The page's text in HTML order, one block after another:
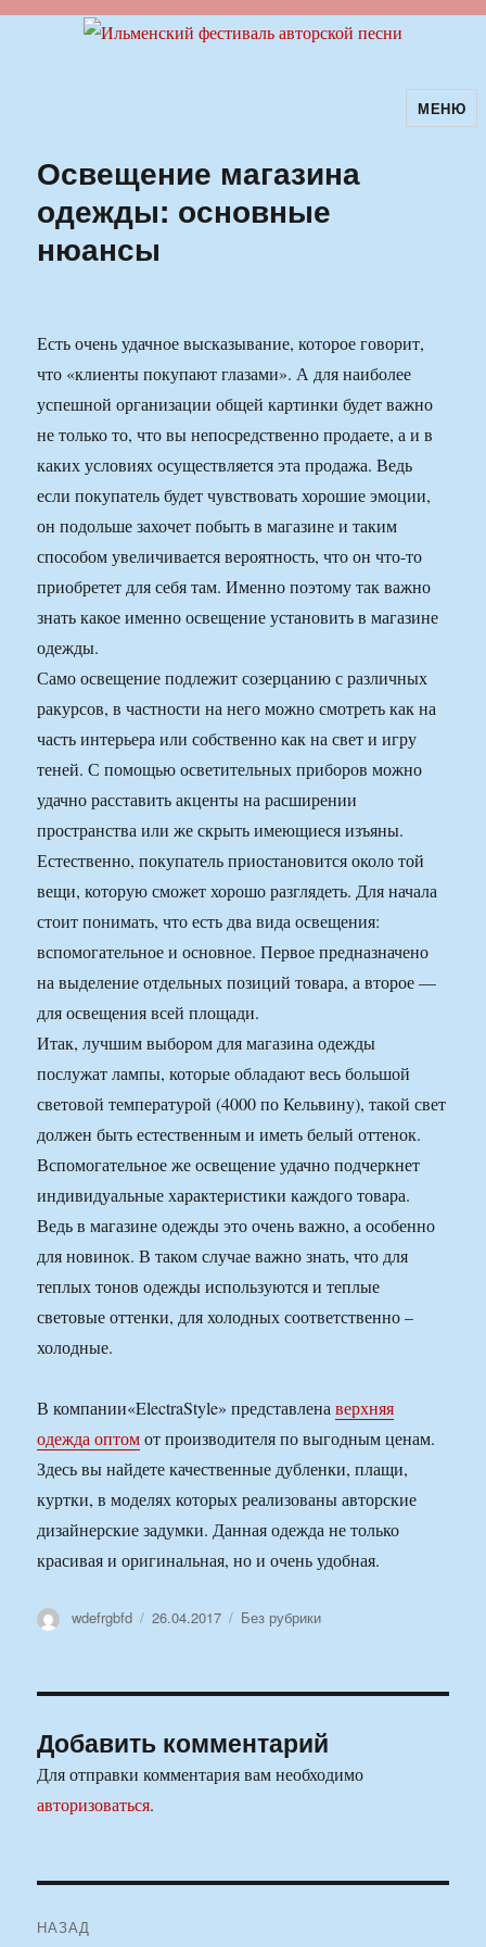
Ильменский фестиваль авторскойМЕНЮ
Освещение магазина
одежды: основные
нюансы
Есть очень удачное высказывание, которое говорит,
что «клиенты покупают глазами». А для наиболее
успешной организации общей картинки будет важно
не только то, что вы непосредственно продаете, а и в
каких условиях осуществляется эта продажа. Ведь
если покупатель будет чувствовать хорошие эмоции,
он подольше захочет побыть в магазине и таким
способом увеличивается вероятность, что он что-то
приобретет для себя там. Именно поэтому так важно
знать какое именно освещение установить в магазине
одежды.
Само освещение подлежит созерцанию с различных
ракурсов, в частности на него можно смотреть как на
часть интерьера или собственно как на свет и игру
теней. С помощью осветительных приборов можно
удачно расставить акценты на расширении
пространства или же скрыть имеющиеся изъяны.
Естественно, покупатель приостановится около той
вещи, которую сможет хорошо разглядеть. Для начала
стоит понимать, что есть два вида освещения:
вспомогательное и основное. Первое предназначено
на выделение отдельных позиций товара, а второе —
для освещения всей площади.
Итак, лучшим выбором для магазина одежды
послужат лампы, которые обладают весь большой
световой температурой (4000 по Кельвину), такой свет
должен быть естественным и иметь белый оттенок.
Вспомогательное же освещение удачно подчеркнет
индивидуальные характеристики каждого товара.
Ведь в магазине одежды это очень важно, а особенно
для новинок. В таком случае важно знать, что для
теплых тонов одежды используются и теплые
световые оттенки, для холодных соответственно –
холодные.
В компании«ElectraStyle» представленаверхняя
одежда оптомот производителя по выгодным ценам.
Здесь вы найдете качественные дубленки, плащи,
куртки, в моделях которых реализованы авторские
дизайнерские задумки. Данная одежда не только
красивая и оригинальная, но и очень удобная.
Автор
wdefrgbfd Опубликовано
26.04.2017 Рубрики
Без рубрики
Добавить комментарий
Для отправки комментария вам необходимо
авторизоваться.
НАЗАД